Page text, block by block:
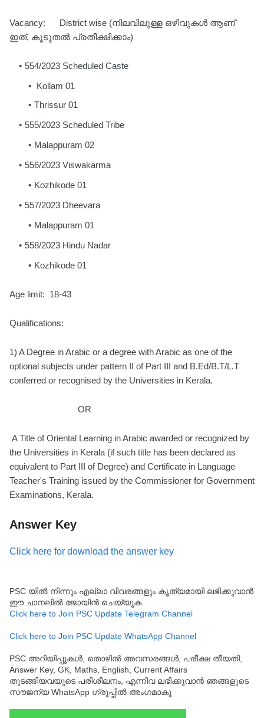
Vacancy: District wise (നിലവിലുള്ള ഒഴിവുകൾ ആണ്
ഇത്, കൂടുതൽ പ്രതീക്ഷിക്കാം)
554/2023 Scheduled Caste
Kollam 01
Thrissur 01
555/2023 Scheduled Tribe
Malappuram 02
556/2023 Viswakarma
Kozhikode 01
557/2023 Dheevara
Malappuram 01
558/2023 Hindu Nadar
Kozhikode 01
Age limit: 18-43
Qualifications:
1) A Degree in Arabic or a degree with Arabic as one of the
optional subjects under pattern II of Part III and B.Ed/B.T/L.T
conferred or recognised by the Universities in Kerala.
OR
A Title of Oriental Learning in Arabic awarded or recognized by
the Universities in Kerala (if such title has been declared as
equivalent to Part III of Degree) and Certificate in Language
Teacher's Training issued by the Commissioner for Government
Examinations, Kerala.
Answer Key
Click here for download the answer key
PSC യിൽ നിന്നും എല്ലാ വിവരങ്ങളും കൃത്യമായി ലഭിക്കുവാൻ
ഈ ചാനലിൽ ജോയിൻ ചെയ്യുക.
Click here to Join PSC Update Telegram Channel
Click here to Join PSC Update WhatsApp Channel
PSC അറിയിപ്പുകൾ, തൊഴിൽ അവസരങ്ങൾ, പരീക്ഷ തീയതി,
Answer Key, GK, Maths, English, Current Affairs
തുടങ്ങിയവയുടെ പരിശീലനം, എന്നിവ ലഭിക്കുവാൻ ഞങ്ങളുടെ
സൗജന്യ WhatsApp ഗ്രൂപ്പിൽ അംഗമാകൂ